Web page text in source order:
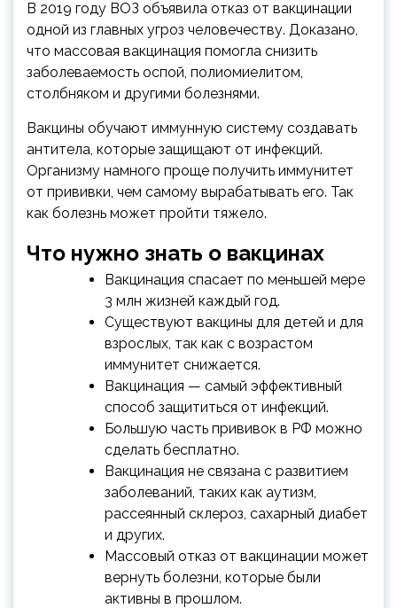
В 2019 году ВОЗ объявила отказ от вакцинации
одной из главных угроз человечеству. Доказано,
что массовая вакцинация помогла снизить
заболеваемость оспой, полиомиелитом,
столбняком и другими болезнями.
Вакцины обучают иммунную систему создавать
антитела, которые защищают от инфекций.
Организму намного проще получить иммунитет
от прививки, чем самому вырабатывать его. Так
как болезнь может пройти тяжело.
Что нужно знать о вакцинах
Вакцинация спасает по меньшей мере
3 млн жизней каждый год.
Существуют вакцины для детей и для
взрослых, так как с возрастом
иммунитет снижается.
Вакцинация — самый эффективный
способ защититься от инфекций.
Большую часть прививок в РФ можно
сделать бесплатно.
Вакцинация не связана с развитием
заболеваний, таких как аутизм,
рассеянный склероз, сахарный диабет
и других.
Массовый отказ от вакцинации может
вернуть болезни, которые были
активны в прошлом.